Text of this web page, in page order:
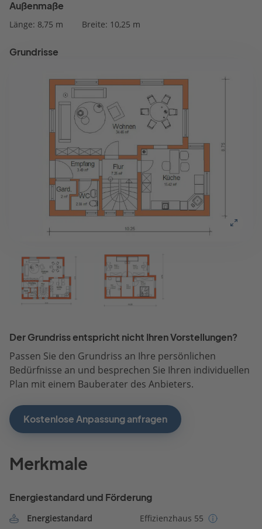
Außenmaße
Länge: 8,75 m Breite: 10,25 m
Grundrisse
Der Grundriss entspricht nicht Ihren Vorstellungen?
Passen Sie den Grundriss an Ihre persönlichen
Bedürfnisse an und besprechen Sie Ihren individuellen
Plan mit einem Bauberater des Anbieters.
Kostenlose Anpassung anfragen
Merkmale
Energiestandard und Förderung
Energiestandard
Effizienzhaus 55